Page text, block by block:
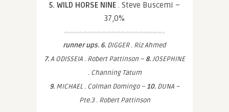
5. WILD HORSE NINE . Steve Buscemi –
37,0%
runner ups. 6. DIGGER . Riz Ahmed
7.A ODISSEIA . Robert Pattinson – 8.JOSEPHINE
. Channing Tatum
9.MICHAEL . Colman Domingo – 10.DUNA –
Pte.3 . Robert Pattinson